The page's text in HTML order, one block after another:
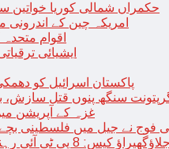
حکمراں شمالی کوریا خواتین
امریکہ چین کے
اقوام
ایشیائی
پاکستان اسرائیل کو
سنگھ پنوں قتل سازش،
غزہ کے آپریشن میں
فوج نے جیل میں فلسطینی
8 پی ٹی آئی رہنماؤں کے ناقابل ضمانت وارنٹ گرفتاری جاری